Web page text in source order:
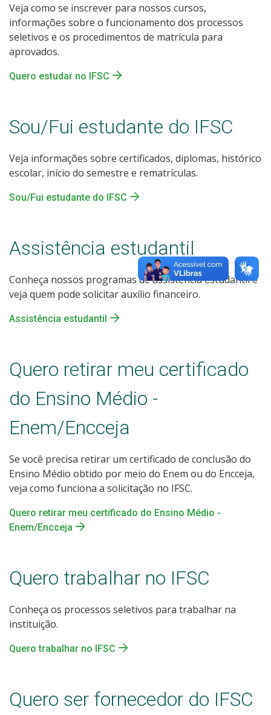
Veja como se inscrever para nossos cursos,
informações sobre o funcionamento dos processos
seletivos e os procedimentos de matrícula para
aprovados.
Quero estudar no IFSC
Sou/Fui estudante do IFSC
Veja informações sobre certificados, diplomas, histórico
escolar, início do semestre e rematrículas.
Sou/Fui estudante do IFSC
Assistência estudantil
Conheça nossos programas de assistência estudantil e
veja quem pode solicitar auxílio financeiro.
Assistência estudantil
Quero retirar meu certificado
do Ensino Médio -
Enem/Encceja
Se você precisa retirar um certificado de conclusão do
Ensino Médio obtido por meio do Enem ou do Encceja,
veja como funciona a solicitação no IFSC.
Quero retirar meu certificado do Ensino Médio -
Enem/Encceja
Quero trabalhar no IFSC
Conheça os processos seletivos para trabalhar na
instituição.
Quero trabalhar no IFSC
Quero ser fornecedor do IFSC